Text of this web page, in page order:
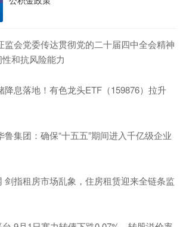
监会党委传达贯彻党的二十届四中全会精神
和抗风险能力
降息落地！有色龙头ETF（159876）拉升
鲁集团：确保“十五五”期间进入千亿级企业
剑指租房市场乱象，住房租赁迎来全链条监